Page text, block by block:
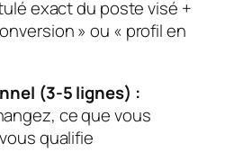
exact du poste visé +
» ou « profil en
(3-5 lignes) :
ce que vous
qualifie